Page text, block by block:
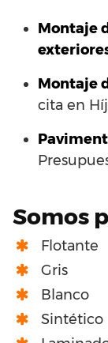
Montaje
Montaje
cita en
Somos
Flotante
Gris
Blanco
Sintético